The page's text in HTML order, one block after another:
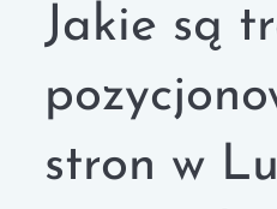
Jakie są
stron w